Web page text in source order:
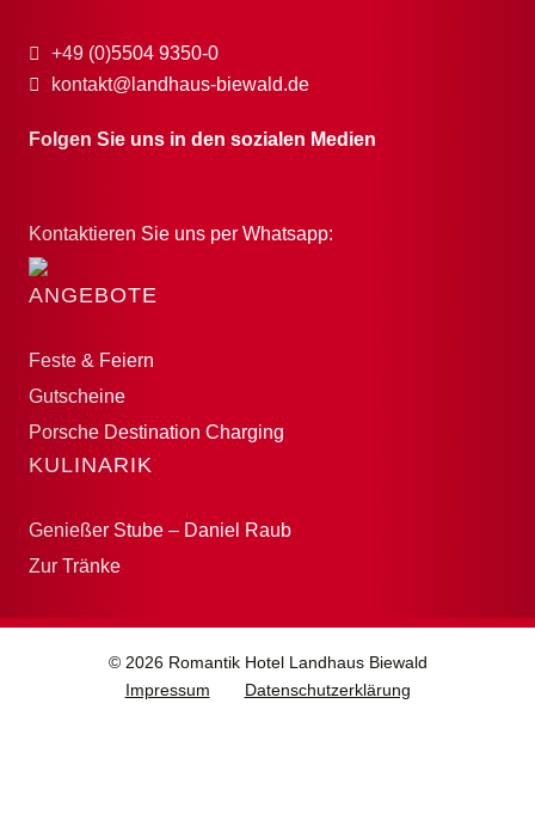
+49 (0)5504 9350-0
kontakt@landhaus-biewald.de
Folgen Sie uns in den sozialen Medien
Kontaktieren Sie uns per Whatsapp:
ANGEBOTE
Feste & Feiern
Gutscheine
Porsche Destination Charging
KULINARIK
Genießer Stube – Daniel Raub
Zur Tränke
© 2026 Romantik Hotel Landhaus Biewald
Impressum
Datenschutzerklärung